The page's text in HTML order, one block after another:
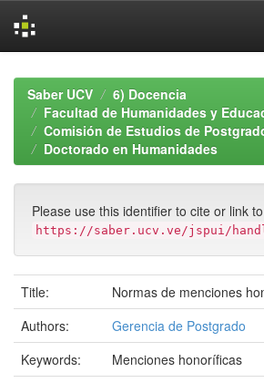
navigationSaber UCV
6) Docencia
Facultad de Humanidades y
Comisión de Estudios de
Doctorado en Humanidades
Please use this identifier to cite or link
https://saber.ucv.ve/jspui/
Title:
Normas de menciones
Authors:
Gerencia de Postgrado
Keywords:
Menciones honoríficas